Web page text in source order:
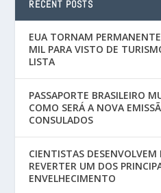
RECENT POSTS
EUA TORNAM
MIL PARA VISTO DE
LISTA
PASSAPORTE BRASILEIRO
COMO SERÁ A NOVA
CONSULADOS
CIENTISTAS
REVERTER UM DOS
ENVELHECIMENTO